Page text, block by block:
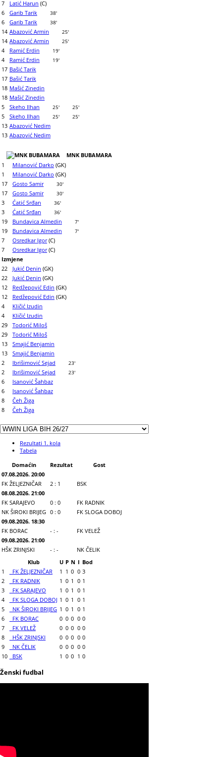
7 Latić Harun (C)
6
Garib Tarik 38'
6 Garib Tarik 38'
14 Abazović Armin 25'
14 Abazović Armin 25'
4 Ramić Erdin 19'
4 Ramić Erdin 19'
17 Bašić Tarik
17 Bašić Tarik
18 Mašić Zinedin
18 Mašić Zinedin
5
Skeho Ilhan 25' 25'
5 Skeho Ilhan 25' 25'
13 Abazović Nedim
13 Abazović Nedim
MNK BUBAMARA
1
Milanović Darko (GK)
1
Milanović Darko (GK)
17
Gosto Samir 30'
17 Gosto Samir 30'
3 Ćatić Srđan 36'
3 Ćatić Srđan 36'
19 Bundavica Almedin 7'
19 Bundavica Almedin 7'
7 Osredkar Igor(C)
7
Osredkar Igor(C)
Izmjene
22
Jukić Denin (GK)
22
Jukić Denin (GK)
12
Redžepović Edin (GK)
12
Redžepović Edin (GK)
4
Kličić Izudin
4
Kličić Izudin
29
Todorić Miloš
29
Todorić Miloš
13
Smajić Benjamin
13
Smajić Benjamin
2
Ibrišimović Sejad 23'
2 Ibrišimović Sejad 23'
6
Isanović Šahbaz
6
Isanović Šahbaz
8
Čeh Žiga
8
Čeh Žiga
Rezultati 1. kola
Tabela
Domaćin
Rezultat
Gost
07.08.2026. 20:00
FK ŽELJEZNIČAR
2 : 1
BSK
08.08.2026. 21:00
FK SARAJEVO
0 : 0
FK RADNIK
NK ŠIROKI BRIJEG 0 : 0
FK SLOGA DOBOJ
09.08.2026. 18:30
FK BORAC
- : -
FK VELEŽ
09.08.2026. 21:00
HŠK ZRINJSKI
- : -
NK ČELIK
Klub
U P N I Bod
1
FK ŽELJEZNIČAR 1 1 0 0 3
2
FK RADNIK 1 0 1 0 1
3
FK SARAJEVO 1 0 1 0 1
4
FK SLOGA DOBOJ 1 0 1 0 1
5
NK ŠIROKI BRIJEG 1 0 1 0 1
6
FK BORAC 0 0 0 0 0
7
FK VELEŽ 0 0 0 0 0
8
HŠK ZRINJSKI 0 0 0 0 0
9
NK ČELIK 0 0 0 0 0
10
BSK 1 0 0 1 0
Ženski fudbal